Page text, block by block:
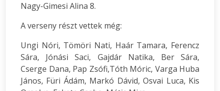
Nagy-Gimesi Alina 8.
A verseny részt vettek még:
Ungi Nóri, Tömöri Nati, Haár Tamara, Ferencz
Sára, Jónási Saci, Gajdár Natika, Ber Sára,
Cserge Dana, Pap Zsófi,Tóth Móric, Varga Huba
János, Füri Ádám, Markó Dávid, Osvai Luca, Kis